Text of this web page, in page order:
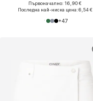
Първоначално: 16,90 €
Последна най-ниска цена:6,54 €
+47